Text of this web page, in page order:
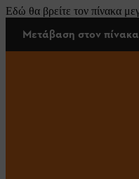
Εδώ θα βρείτε τον πίνακα
Μετάβαση στον